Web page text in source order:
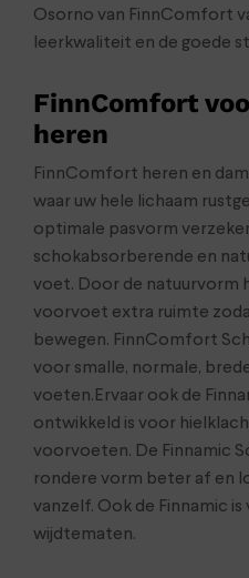
Osorno van FinnComfort
leerkwaliteit en de goede
FinnComfort
heren
FinnComfort heren en
waar uw hele lichaam
optimale pasvorm
schokabsorberende en
voet. Door de natuurvorm
voorvoet extra ruimte
bewegen. FinnComfort
voor smalle, normale,
voeten.Ervaar ook de
ontwikkeld is voor
voorvoeten. De Finnamic
rondere vorm beter af en
vanzelf. Ook de Finnamic is
wijdtematen.